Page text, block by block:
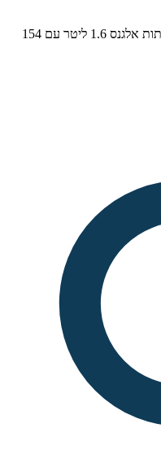
למיצובישי קולט יש רמת גימור אחת 3 דלתות אלגנס 1.6 ליטר עם 154